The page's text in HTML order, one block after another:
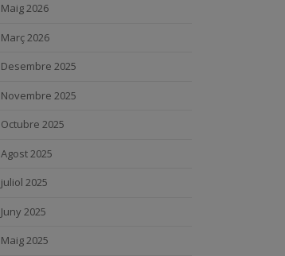
Maig 2026
Març 2026
Desembre 2025
Novembre 2025
Octubre 2025
Agost 2025
juliol 2025
Juny 2025
Maig 2025